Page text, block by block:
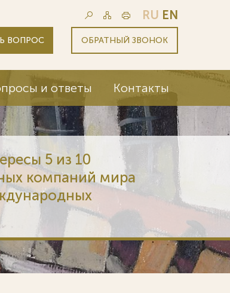
RU EN
ВОПРОС ОБРАТНЫЙ ЗВОНОК
и ответы Контакты
5 из 10
компаний мира